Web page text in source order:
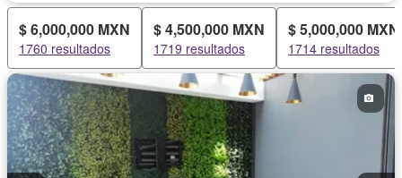
Circuito cerrado de televisión
Electricidad
Jacuzzi
Agua
Cuarto de Limpieza Gas natural
Despacho
Vista panorámica
Recámara con closet
Caseta de vigilancia
Sauna Parcialmente amueblado
$ 6,000,000 MXN
1760 resultados
$ 4,500,000 MXN
1719 resultados
$ 5,000,000 MXN
1714 resultados